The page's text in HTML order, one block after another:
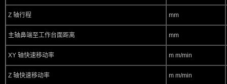
Z 轴行程 mm
主轴鼻端至工作台面距离 mm
XY 轴快速移动率 m m/min
Z 轴快速移动率 m m/min